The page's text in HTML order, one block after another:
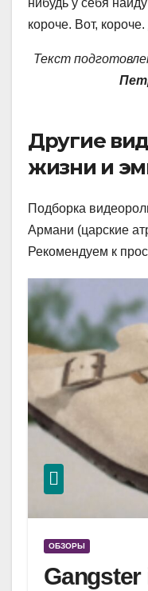
нибудь у себя
короче. Вот,
Текст
Другие
жизни и
Подборка
Армани (царские
Рекомендуем к
ОБЗОРЫ